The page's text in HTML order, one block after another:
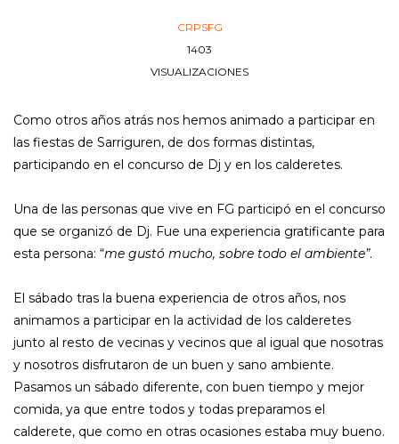
CRPSFG
1403
VISUALIZACIONES
Como otros años atrás nos hemos animado a participar en
las fiestas de Sarriguren, de dos formas distintas,
participando en el concurso de Dj y en los calderetes.
Una de las personas que vive en FG participó en el concurso
que se organizó de Dj. Fue una experiencia gratificante para
esta persona: “me gustó mucho, sobre todo el ambiente”.
El sábado tras la buena experiencia de otros años, nos
animamos a participar en la actividad de los calderetes
junto al resto de vecinas y vecinos que al igual que nosotras
y nosotros disfrutaron de un buen y sano ambiente.
Pasamos un sábado diferente, con buen tiempo y mejor
comida, ya que entre todos y todas preparamos el
calderete, que como en otras ocasiones estaba muy bueno.